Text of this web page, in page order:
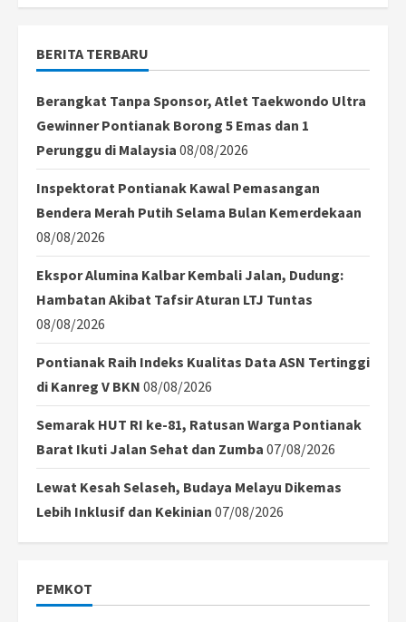
di
BERITA TERBARU
Berangkat Tanpa Sponsor, Atlet Taekwondo Ultra
Gewinner Pontianak Borong 5 Emas dan 1
Perunggu di Malaysia 08/08/2026
Inspektorat Pontianak Kawal Pemasangan
Bendera Merah Putih Selama Bulan Kemerdekaan
08/08/2026
Ekspor Alumina Kalbar Kembali Jalan, Dudung:
Hambatan Akibat Tafsir Aturan LTJ Tuntas
08/08/2026
Pontianak Raih Indeks Kualitas Data ASN Tertinggi
di Kanreg V BKN 08/08/2026
Semarak HUT RI ke-81, Ratusan Warga Pontianak
Barat Ikuti Jalan Sehat dan Zumba 07/08/2026
Lewat Kesah Selaseh, Budaya Melayu Dikemas
Lebih Inklusif dan Kekinian 07/08/2026
PEMKOT